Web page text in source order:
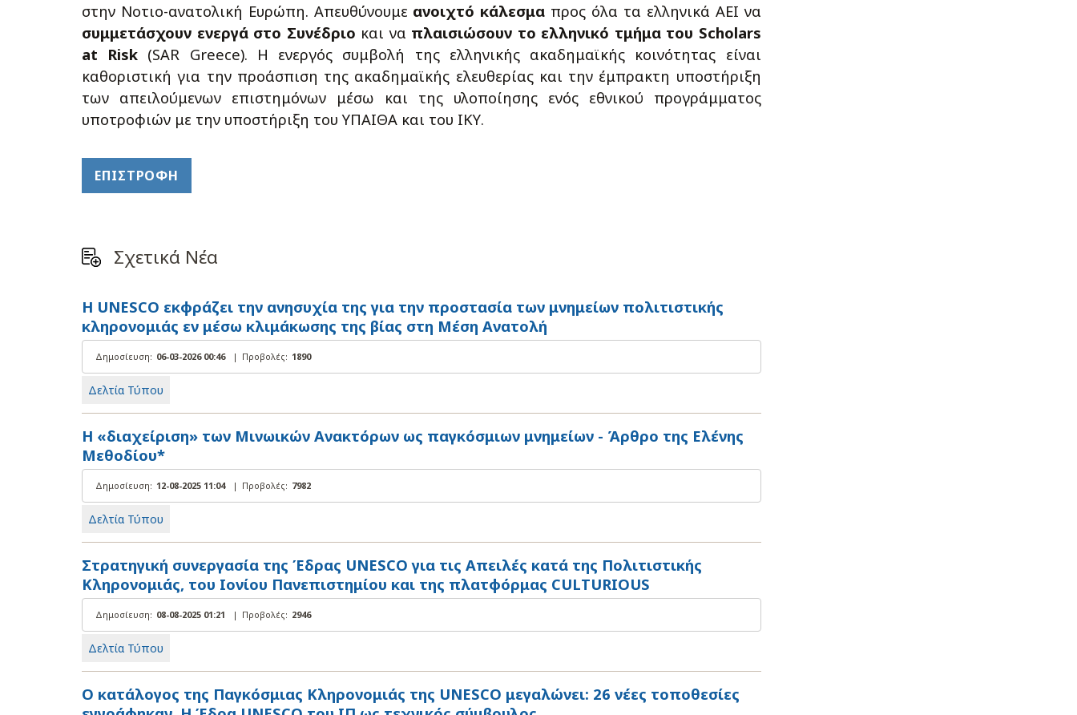
στην Νοτιο-ανατολική Ευρώπη. Απευθύνουμε ανοιχτό κάλεσμα προς όλα τα ελληνικά ΑΕΙ να
συμμετάσχουν ενεργά στο Συνέδριο και να πλαισιώσουν το ελληνικό τμήμα του Scholars
at Risk (SAR Greece). Η ενεργός συμβολή της ελληνικής ακαδημαϊκής κοινότητας είναι
καθοριστική για την προάσπιση της ακαδημαϊκής ελευθερίας και την έμπρακτη υποστήριξη
των απειλούμενων επιστημόνων μέσω και της υλοποίησης ενός εθνικού προγράμματος
υποτροφιών με την υποστήριξη του ΥΠΑΙΘΑ και του ΙΚΥ.
ΕΠΙΣΤΡΟΦΉ
Σχετικά Νέα
Η UNESCO εκφράζει την ανησυχία της για την προστασία των μνημείων πολιτιστικής
κληρονομιάς εν μέσω κλιμάκωσης της βίας στη Μέση Ανατολή
Δημοσίευση: 06-03-2026 00:46 | Προβολές: 1890
Δελτία Τύπου
Η «διαχείριση» των Μινωικών Ανακτόρων ως παγκόσμιων μνημείων - Άρθρο της Ελένης
Μεθοδίου*
Δημοσίευση: 12-08-2025 11:04 | Προβολές: 7982
Δελτία Τύπου
Στρατηγική συνεργασία της Έδρας UNESCO για τις Απειλές κατά της Πολιτιστικής
Κληρονομιάς, του Ιονίου Πανεπιστημίου και της πλατφόρμας CULTURIOUS
Δημοσίευση: 08-08-2025 01:21 | Προβολές: 2946
Δελτία Τύπου
Ο κατάλογος της Παγκόσμιας Κληρονομιάς της UNESCO μεγαλώνει: 26 νέες τοποθεσίες